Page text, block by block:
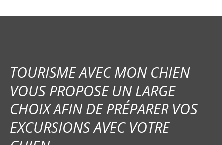
i
o
n
d
TOURISME AVEC MON CHIEN
VOUS PROPOSE UN LARGE
CHOIX AFIN DE PRÉPARER VOS
EXCURSIONS AVEC VOTRE